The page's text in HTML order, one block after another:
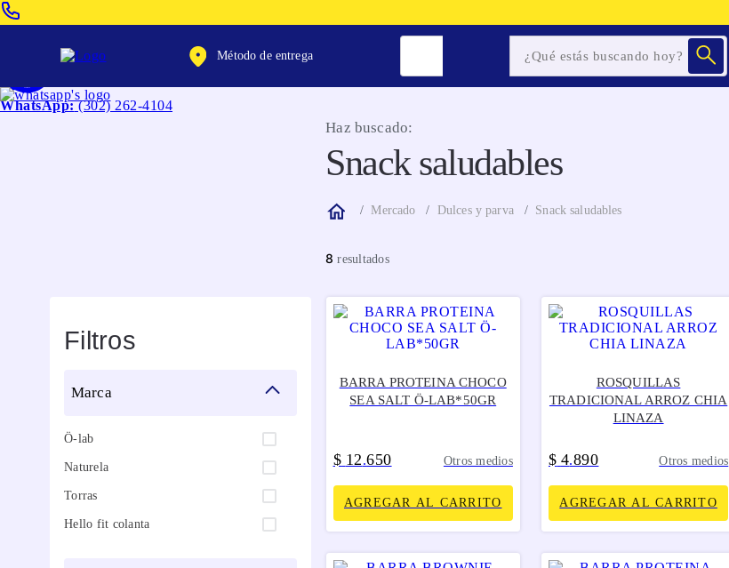
WhatsApp: (302) 262-4104
Método de entrega
Haz buscado:
Snack saludables
Mercado Dulces y parva Snack saludables
8
Filtros
marca
Ö-lab
Naturela
Torras
Hello fit colanta
BARRA PROTEINA CHOCO
SEA SALT Ö-LAB*50GR
$ 12.650 Otros medios
AGREGAR AL CARRITO
ROSQUILLAS
TRADICIONAL ARROZ CHIA
LINAZA
$ 4.890 Otros medios
AGREGAR AL CARRITO